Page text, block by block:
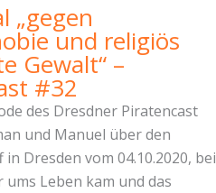
„gegen
und religiös
Gewalt“ –
#32
des Dresdner Piratencast
und Manuel über den
Dresden vom 04.10.2020, bei
ums Leben kam und das